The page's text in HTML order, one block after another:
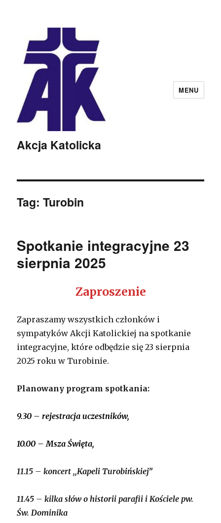
Akcja Katolicka
MENU
Tag:Turobin
Spotkanie integracyjne 23
sierpnia 2025
Zaproszenie
Zapraszamy wszystkich członków i
sympatyków Akcji Katolickiej na spotkanie
integracyjne, które odbędzie się 23 sierpnia
2025 roku w Turobinie.
Planowany program spotkania:
9.30 – rejestracja uczestników,
10.00 – Msza Święta,
11.15 – koncert ,,Kapeli Turobińskiej”
11.45 – kilka słów o historii parafii i Kościele pw.
Św. Dominika